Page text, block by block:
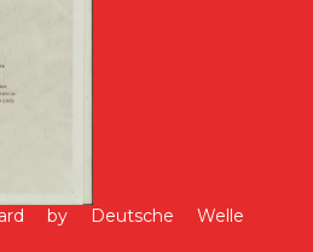
by Deutsche Welle